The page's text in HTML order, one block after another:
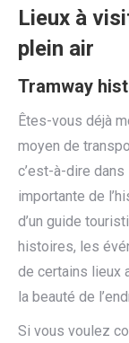
Lieux à
plein air
Tramway
Êtes-vous déjà
moyen de
c’est-à-dire
importante de
d’un guide
histoires, les
de certains lieux
la beauté de
Si vous voulez